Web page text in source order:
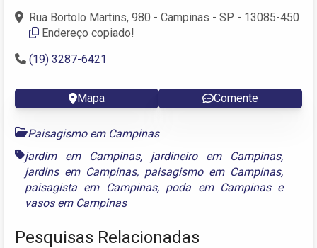
Rua Bortolo Martins, 980 - Campinas - SP - 13085-450
Endereço copiado!
(19) 3287-6421
Mapa Comente
Paisagismo em Campinas
jardim em Campinas, jardineiro em Campinas,
jardins em Campinas, paisagismo em Campinas,
paisagista em Campinas, poda em Campinase
vasos em Campinas
Pesquisas Relacionadas